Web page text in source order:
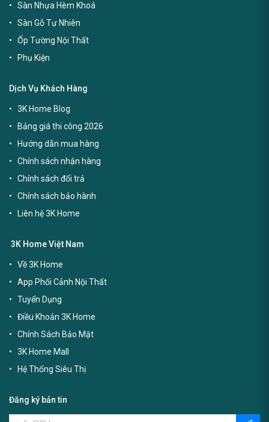
Sàn Nhựa Hèm Khoá
Sàn Gỗ Tự Nhiên
Ốp Tường Nội Thất
Phụ Kiện
Dịch Vụ Khách Hàng
3K Home Blog
Bảng giá thi công 2026
Hướng dẫn mua hàng
Chính sách nhận hàng
Chính sách đổi trả
Chính sách bảo hành
Liên hệ 3K Home
3K Home Việt Nam
Về 3K Home
App Phối Cảnh Nội Thất
Tuyển Dụng
Điều Khoản 3K Home
Chính Sách Bảo Mật
3K Home Mall
Hệ Thống Siêu Thị
Đăng ký bản tin